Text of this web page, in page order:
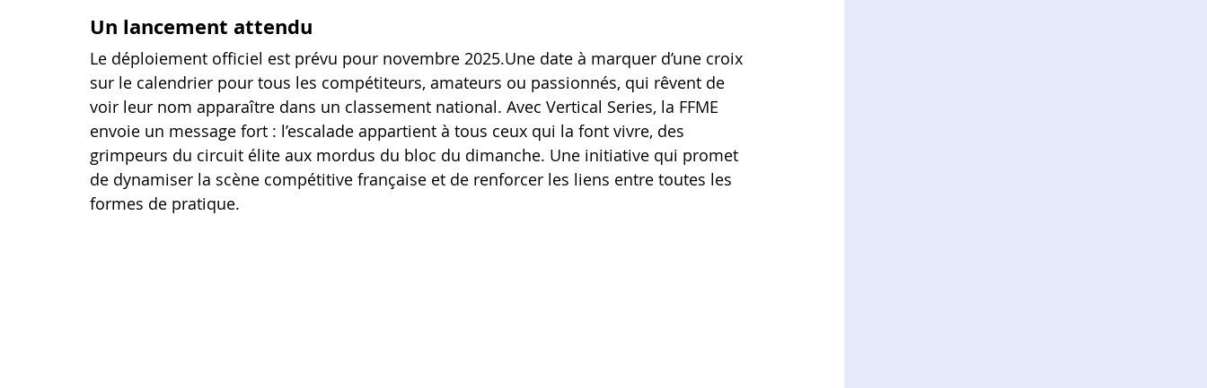
Un lancement attendu
Le déploiement officiel est prévu pour novembre 2025.Une date à marquer d’une croix
sur le calendrier pour tous les compétiteurs, amateurs ou passionnés, qui rêvent de
voir leur nom apparaître dans un classement national. Avec Vertical Series, la FFME
envoie un message fort : l’escalade appartient à tous ceux qui la font vivre, des
grimpeurs du circuit élite aux mordus du bloc du dimanche. Une initiative qui promet
de dynamiser la scène compétitive française et de renforcer les liens entre toutes les
formes de pratique.